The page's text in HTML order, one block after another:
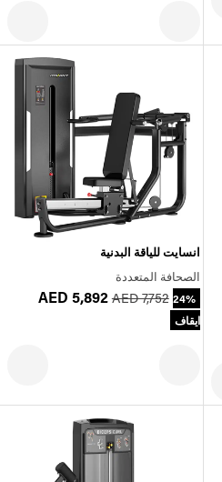
انسايت للياقة البدنية
الصحافة المتعددة
AED 5,892 AED 7,752 24%
ايقاف